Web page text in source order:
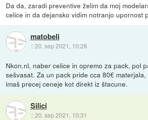
Da da, zaradi preventive želim da moj
celice in da dejansko vidim notranjo upornost
matobeli
::20. sep 2021, 10:28
Nkon.nl, naber celice in opremo za pack, pol
sešvasat. Za un pack pride cca 80€
imaš precej ceneje kot direkt iz štacune.
Silici
::20. sep 2021, 10:31